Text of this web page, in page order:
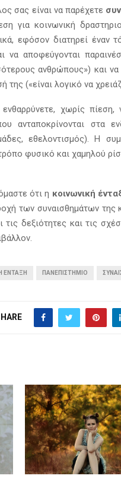
σας είναι να παρέχετε
για κοινωνική
εφόσον διατηρεί έναν
να αποφεύγονται
ανθρώπους») και
της («είναι λογικό να
χωρίς πίεση,
ανταποκρίνονται στα
εθελοντισμός). Η
φυσικό και χαμηλού
ότι η κοινωνική
των συναισθημάτων της
δεξιότητες και τις
ΈΝΤΑΞΗ ΠΑΝΕΠΙΣΤΉΜΙΟ